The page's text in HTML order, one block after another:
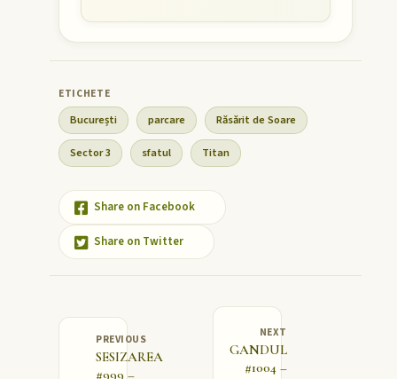
București parcare Răsărit de Soare
Sector 3 sfatul Titan
Share on Facebook
Share on Twitter
PREVIOUS
SESIZAREA
#999 –
NEXT
GANDUL
#1004 –